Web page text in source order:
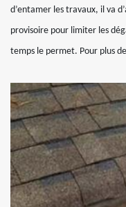
d’entamer les travaux, il va
provisoire pour limiter les
temps le permet. Pour plus